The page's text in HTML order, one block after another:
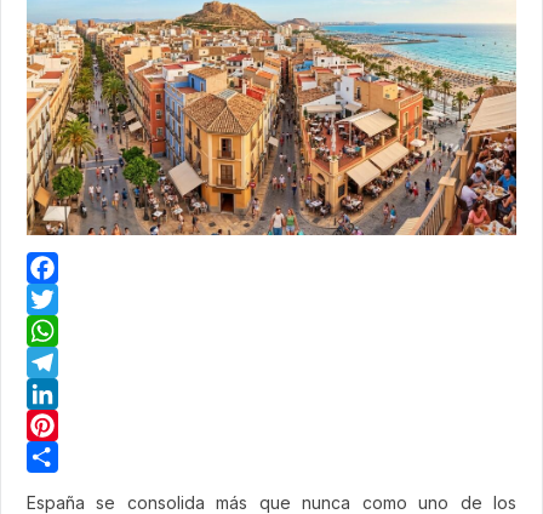
Facebook
Twitter
WhatsApp
Telegram
LinkedIn
Pinterest
España se consolida más que nunca como uno de los